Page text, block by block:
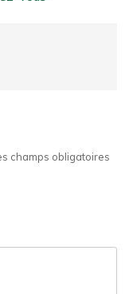
champs obligatoires